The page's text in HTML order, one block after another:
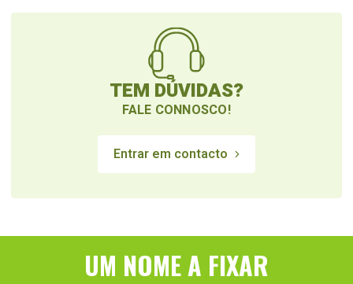
TEM DÚVIDAS?
FALE CONNOSCO!
Entrar em contacto
UM NOME A FIXAR